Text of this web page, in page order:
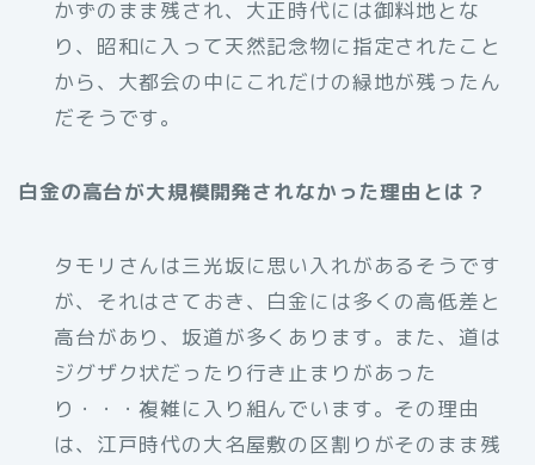
かずのまま残され、大正時代には御料地とな
り、昭和に入って天然記念物に指定されたこと
から、大都会の中にこれだけの緑地が残ったん
だそうです。
白金の高台が大規模開発されなかった理由とは？
タモリさんは三光坂に思い入れがあるそうです
が、それはさておき、白金には多くの高低差と
高台があり、坂道が多くあります。また、道は
ジグザク状だったり行き止まりがあった
り・・・複雑に入り組んでいます。その理由
は、江戸時代の大名屋敷の区割りがそのまま残